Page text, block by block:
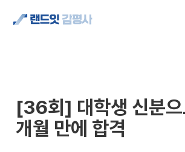
[36회] 대학생 신분
개월 만에 합격